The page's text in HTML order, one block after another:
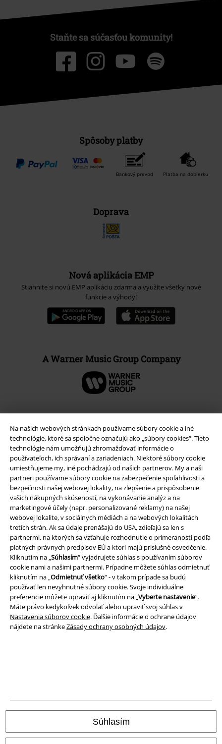
Na našich webových stránkach používame súbory cookie a iné
technológie, ktoré sa spoločne označujú ako „súbory cookies“. Tieto
technológie nám umožňujú zhromažďovať informácie o
používateľoch, ich správaní a zariadeniach. Niektoré súbory cookie
umiestňujeme my, iné pochádzajú od našich partnerov. My a naši
partneri používame súbory cookie na zabezpečenie spoľahlivosti a
bezpečnosti našej webovej lokality, na zlepšenie a prispôsobenie
vašich nákupných skúseností, na vykonávanie analýz a na
marketingové účely (napr. personalizované reklamy) na našej
webovej lokalite, v sociálnych médiách a na webových lokalitách
tretích strán. Ak sa údaje prenášajú do USA, zdieľajú sa len s
partnermi, na ktorých sa vzťahuje rozhodnutie o primeranosti podľa
platných právnych predpisov EÚ a ktorí majú príslušné osvedčenie.
Kliknutím na „Súhlasím“ vyjadrujete súhlas s používaním súborov
cookie nami a našimi partnermi. Prípadne môžete súhlas odmietnuť
kliknutím na „Odmietnuť všetko“ - v takom prípade sa budú
používať len nevyhnutné súbory cookie. Svoje individuálne
preferencie môžete upraviť aj kliknutím na „Vyberte nastavenie“.
Máte právo kedykoľvek odvolať alebo upraviť svoj súhlas v
Nastavenia súborov cookie. Ďalšie informácie o ochrane údajov
nájdete na stránkeZásady ochrany osobných údajov.
Súhlasím
Doprava
Stiahnite si novú EMP aplikáciu zdarma a využite všetky nové
funkcie a výhody!
A Warner Music Group Company
Právne informácie
Ochrana osobných údajov
Likvidácia odpadu a ochrana životného prostredia
Vyhlásenie o zhode
Informácie o prístupnosti
Nastavenia súborov cookie
Odstúpenie od zmluvy
Všetky ceny sú vrátane DPH, bez poštovného abalného
© 1986-2026 EMP Merchandising
Naše online obchody